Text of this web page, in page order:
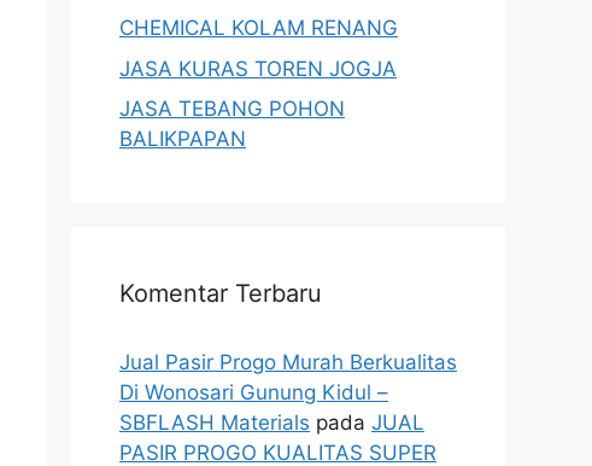
CHEMICAL KOLAM RENANG
JASA KURAS TOREN JOGJA
JASA TEBANG POHON
BALIKPAPAN
Komentar Terbaru
Jual Pasir Progo Murah Berkualitas
Di Wonosari Gunung Kidul –
SBFLASH Materials pada JUAL
PASIR PROGO KUALITAS SUPER